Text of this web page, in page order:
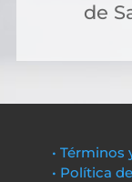
de
•
• Política